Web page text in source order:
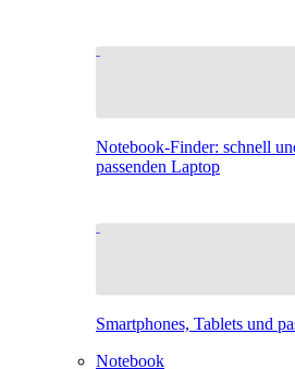
Notebook-Finder: schnell
passenden Laptop
Smartphones, Tablets und
Notebook